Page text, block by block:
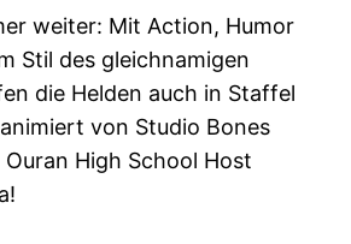
weiter: Mit Action, Humor
Stil des gleichnamigen
die Helden auch in Staffel
von Studio Bones
Ouran High School Host